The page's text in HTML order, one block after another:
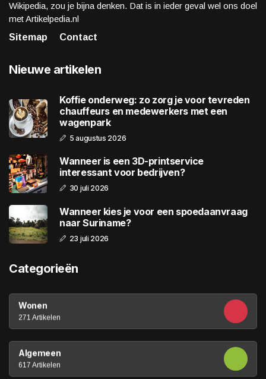
Wikipedia, zou je bijna denken. Dat is in ieder geval wel ons doel
met Artikelpedia.nl
Sitemap
Contact
Nieuwe artikelen
Koffie onderweg: zo zorg je voor tevreden
chauffeurs en medewerkers met een
wagenpark
5 augustus 2026
Wanneer is een 3D-printservice
interessant voor bedrijven?
30 juli 2026
Wanneer kies je voor een spoedaanvraag
naar Suriname?
23 juli 2026
Categorieën
Wonen
271 Artikelen
Algemeen
617 Artikelen